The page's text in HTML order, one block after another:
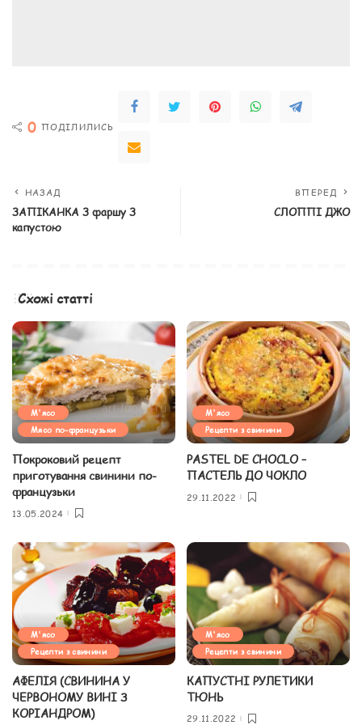
0 ПОДІЛИЛИСЬ
НАЗАД
ЗАПІКАНКА З фаршу З
капустою
ВПЕРЕД
СЛОППІ ДЖО
Схожі статті
М'ясо
Мясо по-французьки
Покроковий рецепт
приготування свинини по-
французьки
13.05.2024
М'ясо
Рецепти з свинини
PASTEL DE CHOCLO –
ПАСТЕЛЬ ДО ЧОКЛО
29.11.2022
М'ясо
Рецепти з свинини
АФЕЛІЯ (СВИНИНА У
ЧЕРВОНОМУ ВИНІ З
КОРІАНДРОМ)
М'ясо
Рецепти з свинини
КАПУСТНІ РУЛЕТИКИ
ТЮНЬ
29.11.2022